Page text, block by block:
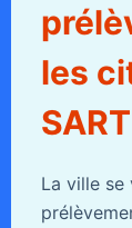
les
La ville se